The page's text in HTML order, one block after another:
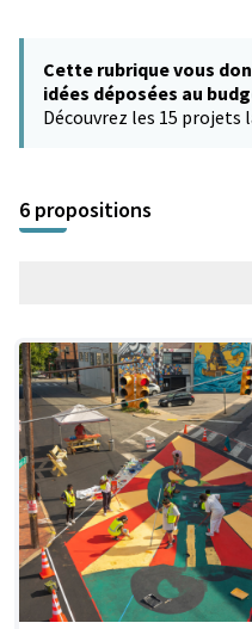
Cette rubrique vous
idées déposées au
Découvrez les 15 projets
6 propositions